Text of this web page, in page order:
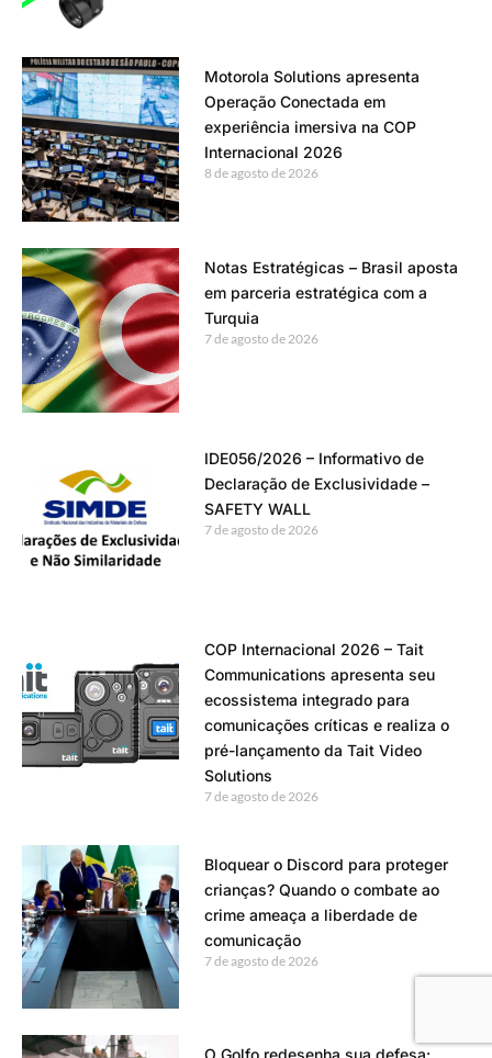
Motorola Solutions apresenta
Operação Conectada em
experiência imersiva na COP
Internacional 2026
8 de agosto de 2026
Notas Estratégicas – Brasil aposta
em parceria estratégica com a
Turquia
7 de agosto de 2026
IDE056/2026 – Informativo de
Declaração de Exclusividade –
SAFETY WALL
7 de agosto de 2026
COP Internacional 2026 – Tait
Communications apresenta seu
ecossistema integrado para
comunicações críticas e realiza o
pré-lançamento da Tait Video
Solutions
7 de agosto de 2026
Bloquear o Discord para proteger
crianças? Quando o combate ao
crime ameaça a liberdade de
comunicação
7 de agosto de 2026